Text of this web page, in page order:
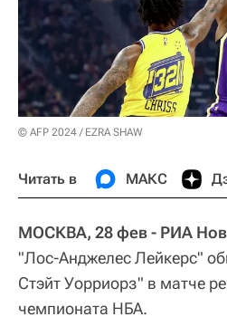
© AFP 2024 / EZRA SHAW
Читать в МАКС
МОСКВА, 28 фев - РИА
"Лос-Анджелес Лейкерс"
Стэйт Уорриорз" в матче
чемпионата НБА.